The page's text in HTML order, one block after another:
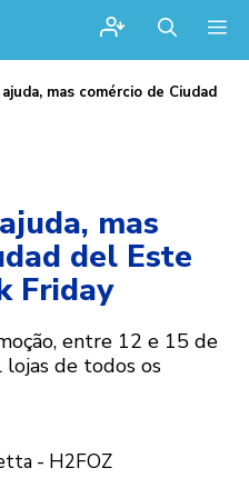
mas comércio de Ciudad
mas
del Este
Friday
entre 12 e 15 de
lojas de todos os
- H2FOZ